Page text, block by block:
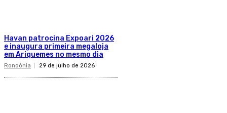
Havan patrocina Expoari 2026
e inaugura primeira megaloja
em Ariquemes no mesmo dia
Rondônia 29 de julho de 2026